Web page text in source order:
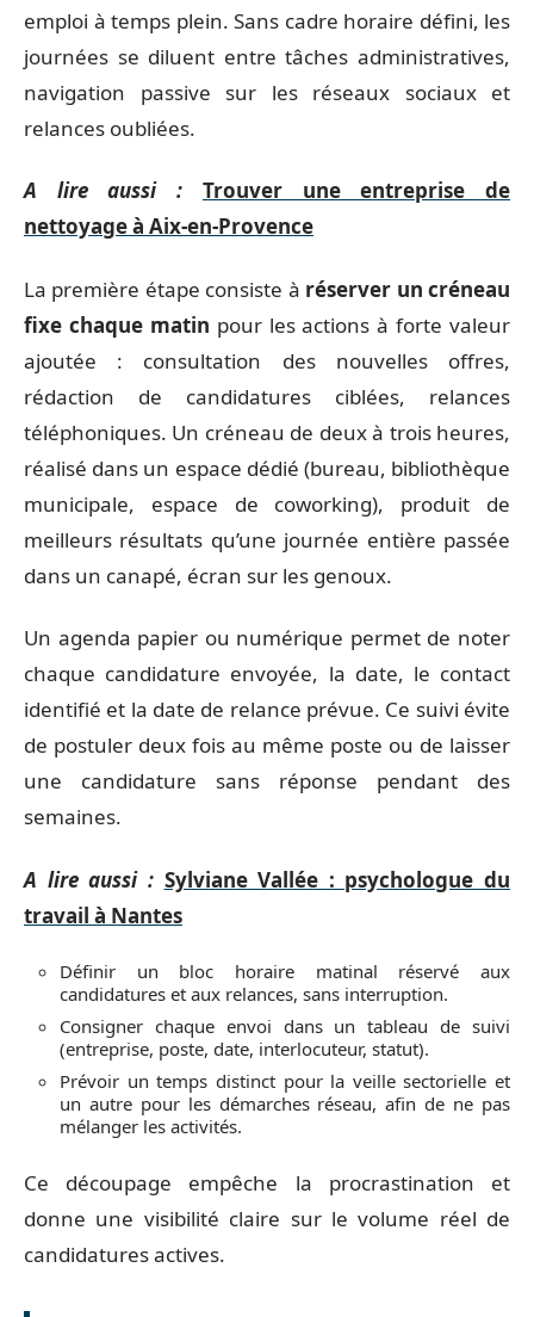
emploi à temps plein. Sans cadre horaire défini, les
journées se diluent entre tâches administratives,
navigation passive sur les réseaux sociaux et
relances oubliées.
A lire aussi :
Trouver une entreprise de
nettoyage à Aix-en-Provence
La première étape consiste à réserver un créneau
fixe chaque matin pour les actions à forte valeur
ajoutée : consultation des nouvelles offres,
rédaction de candidatures ciblées, relances
téléphoniques. Un créneau de deux à trois heures,
réalisé dans un espace dédié (bureau, bibliothèque
municipale, espace de coworking), produit de
meilleurs résultats qu’une journée entière passée
dans un canapé, écran sur les genoux.
Un agenda papier ou numérique permet de noter
chaque candidature envoyée, la date, le contact
identifié et la date de relance prévue. Ce suivi évite
de postuler deux fois au même poste ou de laisser
une candidature sans réponse pendant des
semaines.
A lire aussi : Sylviane Vallée : psychologue du
travail à Nantes
Définir un bloc horaire matinal réservé aux
candidatures et aux relances, sans interruption.
Consigner chaque envoi dans un tableau de suivi
(entreprise, poste, date, interlocuteur, statut).
Prévoir un temps distinct pour la veille sectorielle et
un autre pour les démarches réseau, afin de ne pas
mélanger les activités.
Ce découpage empêche la procrastination et
donne une visibilité claire sur le volume réel de
candidatures actives.